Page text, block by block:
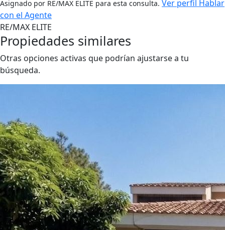
Asignado por RE/MAX ELITE para esta consulta. Ver perfil Hablar
con el Agente
RE/MAX ELITE
Propiedades similares
Otras opciones activas que podrían ajustarse a tu
búsqueda.